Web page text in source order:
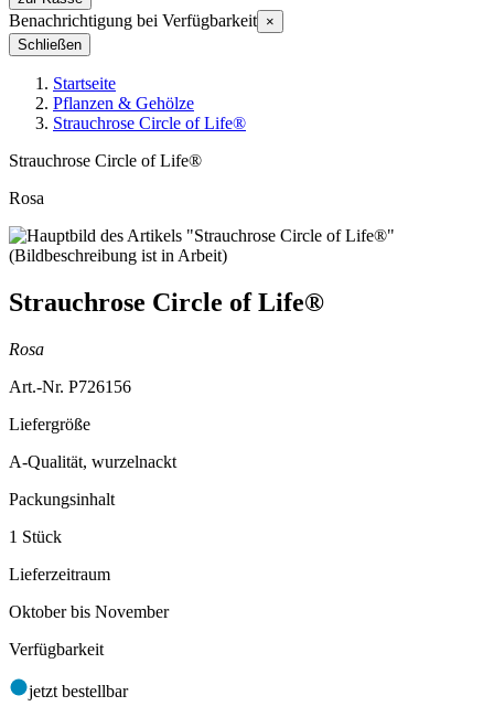
Benachrichtigung bei Verfügbarkeit ×
Schließen
Startseite
Pflanzen & Gehölze
Strauchrose Circle of Life®
Strauchrose Circle of Life®
Rosa
Strauchrose Circle of Life®
Rosa
Art.-Nr. P726156
Liefergröße
A-Qualität, wurzelnackt
Packungsinhalt
1 Stück
Lieferzeitraum
Oktober bis November
Verfügbarkeit
jetzt bestellbar